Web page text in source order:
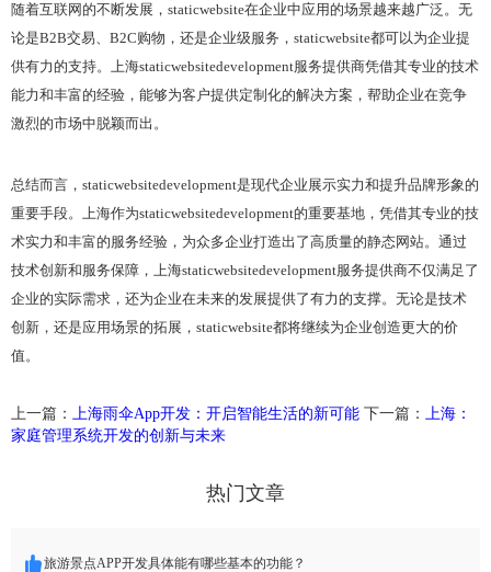
随着互联网的不断发展，staticwebsite在企业中应用的场景越来越广泛。无
论是B2B交易、B2C购物，还是企业级服务，staticwebsite都可以为企业提
供有力的支持。上海staticwebsitedevelopment服务提供商凭借其专业的技术
能力和丰富的经验，能够为客户提供定制化的解决方案，帮助企业在竞争
激烈的市场中脱颖而出。
总结而言，staticwebsitedevelopment是现代企业展示实力和提升品牌形象的
重要手段。上海作为staticwebsitedevelopment的重要基地，凭借其专业的技
术实力和丰富的服务经验，为众多企业打造出了高质量的静态网站。通过
技术创新和服务保障，上海staticwebsitedevelopment服务提供商不仅满足了
企业的实际需求，还为企业在未来的发展提供了有力的支撑。无论是技术
创新，还是应用场景的拓展，staticwebsite都将继续为企业创造更大的价
值。
上一篇： 上海雨伞App开发：开启智能生活的新可能 下一篇： 上海：
家庭管理系统开发的创新与未来
热门文章
旅游景点APP开发具体能有哪些基本的功能？